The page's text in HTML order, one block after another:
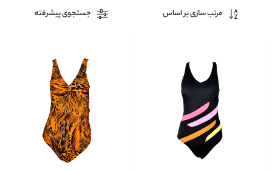
مرتب سازی بر اساس جستجوی پیشرفته